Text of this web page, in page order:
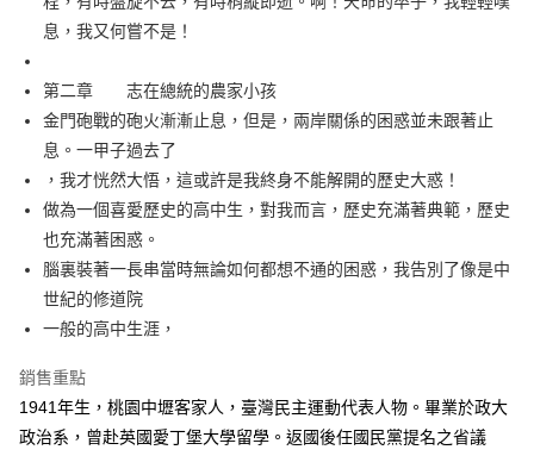
息，我又何嘗不是！
第二章 志在總統的農家小孩
金門砲戰的砲火漸漸止息，但是，兩岸關係的困惑並未跟著止
息。一甲子過去了
，我才恍然大悟，這或許是我終身不能解開的歷史大惑！
做為一個喜愛歷史的高中生，對我而言，歷史充滿著典範，歷史
也充滿著困惑。
腦裏裝著一長串當時無論如何都想不通的困惑，我告別了像是中
世紀的修道院
一般的高中生涯，
銷售重點
1941年生，桃園中壢客家人，臺灣民主運動代表人物。畢業於政大
政治系，曾赴英國愛丁堡大學留學。返國後任國民黨提名之省議